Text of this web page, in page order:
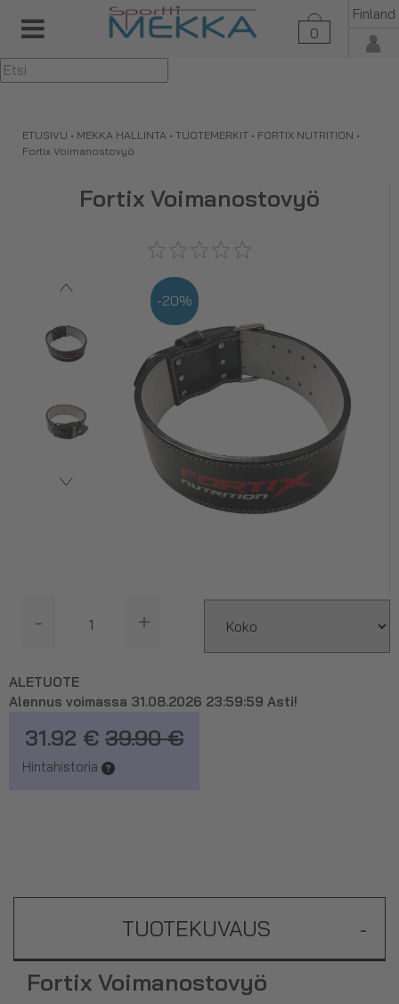
0
Finland
▼
ETUSIVU • MEKKA HALLINTA • TUOTEMERKIT • FORTIX NUTRITION •
Fortix Voimanostovyö
Fortix Voimanostovyö
-20%
- +
ALETUOTE
Alennus voimassa 31.08.2026 23:59:59 Asti!
31.92 € 39.90 €
Hintahistoria
TUOTEKUVAUS -
Fortix Voimanostovyö